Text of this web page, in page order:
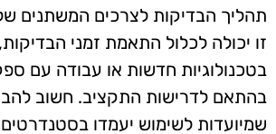
תהליך הבדיקות לצרכים המשתנים
זו יכולה לכלול התאמת זמני
בטכנולוגיות חדשות או עבודה עם
בהתאם לדרישות התקציב. חשוב
שמיועדות לשימוש יעמדו